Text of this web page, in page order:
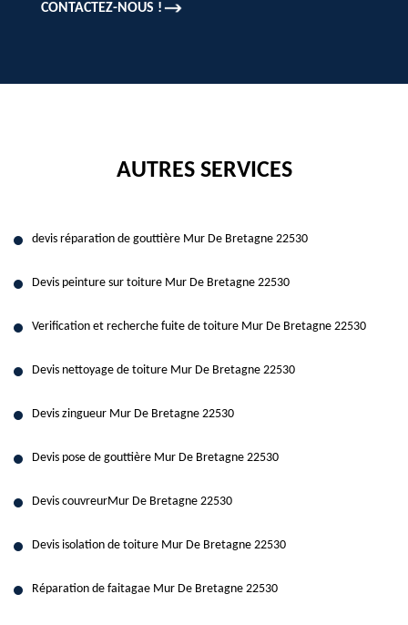
CONTACTEZ-NOUS !
AUTRES SERVICES
devis réparation de gouttière Mur De Bretagne 22530
Devis peinture sur toiture Mur De Bretagne 22530
Verification et recherche fuite de toiture Mur De Bretagne 22530
Devis nettoyage de toiture Mur De Bretagne 22530
Devis zingueur Mur De Bretagne 22530
Devis pose de gouttière Mur De Bretagne 22530
Devis couvreurMur De Bretagne 22530
Devis isolation de toiture Mur De Bretagne 22530
Réparation de faitagae Mur De Bretagne 22530